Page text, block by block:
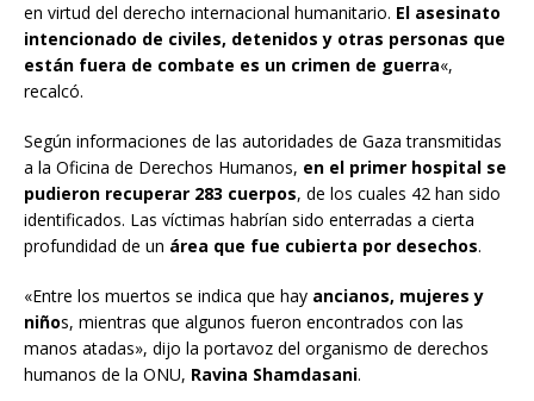
en virtud del derecho internacional humanitario. El asesinato
intencionado de civiles, detenidos y otras personas que
están fuera de combate es un crimen de guerra«,
recalcó.
Según informaciones de las autoridades de Gaza transmitidas
a la Oficina de Derechos Humanos, en el primer hospital se
pudieron recuperar 283 cuerpos, de los cuales 42 han sido
identificados. Las víctimas habrían sido enterradas a cierta
profundidad de un área que fue cubierta por desechos.
«Entre los muertos se indica que hay ancianos, mujeres y
niños, mientras que algunos fueron encontrados con las
manos atadas», dijo la portavoz del organismo de derechos
humanos de la ONU, Ravina Shamdasani.